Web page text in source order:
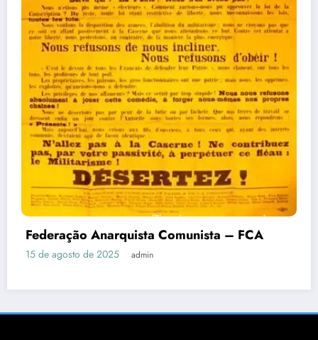
Federação Anarquista Comunista – FCA
15 de agosto de 2025 admin